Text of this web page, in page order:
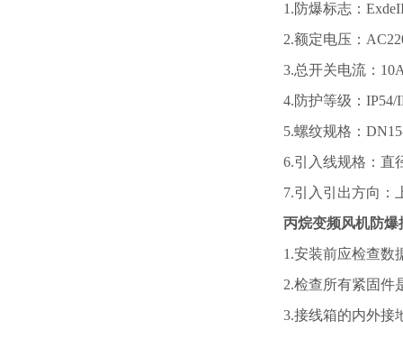
1.防爆标志：
2.额定电压：
3.总开关电流：
4.防护等级：IP54/
5.螺纹规格：
6.引入线规格：直
7.引入引出方向：
丙烷变频风机防爆
1.安装前应检查数
2.检查所有紧固件
3.接线箱的内外接